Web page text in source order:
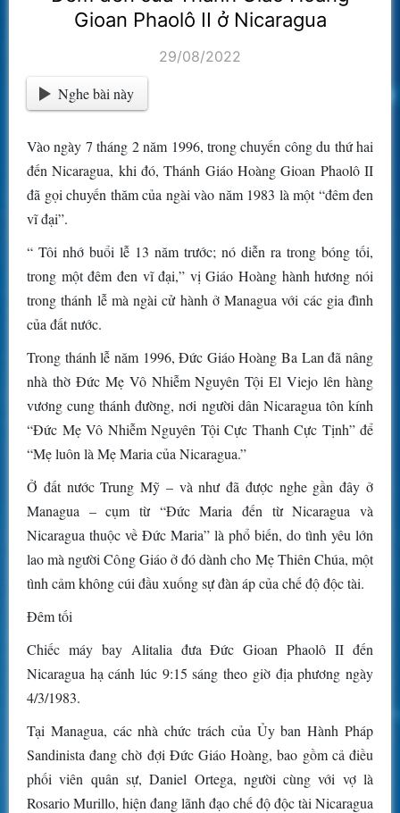
Gioan Phaolô II ở Nicaragua
29/08/2022
Nghe bài này
Vào ngày 7 tháng 2 năm 1996, trong chuyến công du thứ hai
đến Nicaragua, khi đó, Thánh Giáo Hoàng Gioan Phaolô II
đã gọi chuyến thăm của ngài vào năm 1983 là một “đêm đen
vĩ đại”.
“ Tôi nhớ buổi lễ 13 năm trước; nó diễn ra trong bóng tối,
trong một đêm đen vĩ đại,” vị Giáo Hoàng hành hương nói
trong thánh lễ mà ngài cử hành ở Managua với các gia đình
của đất nước.
Trong thánh lễ năm 1996, Đức Giáo Hoàng Ba Lan đã nâng
nhà thờ Đức Mẹ Vô Nhiễm Nguyên Tội El Viejo lên hàng
vương cung thánh đường, nơi người dân Nicaragua tôn kính
“Đức Mẹ Vô Nhiễm Nguyên Tội Cực Thanh Cực Tịnh” để
“Mẹ luôn là Mẹ Maria của Nicaragua.”
Ở đất nước Trung Mỹ – và như đã được nghe gần đây ở
Managua – cụm từ “Đức Maria đến từ Nicaragua và
Nicaragua thuộc về Đức Maria” là phổ biến, do tình yêu lớn
lao mà người Công Giáo ở đó dành cho Mẹ Thiên Chúa, một
tình cảm không cúi đầu xuống sự đàn áp của chế độ độc tài.
Đêm tối
Chiếc máy bay Alitalia đưa Đức Gioan Phaolô II đến
Nicaragua hạ cánh lúc 9:15 sáng theo giờ địa phương ngày
4/3/1983.
Tại Managua, các nhà chức trách của Ủy ban Hành Pháp
Sandinista đang chờ đợi Đức Giáo Hoàng, bao gồm cả điều
phối viên quân sự, Daniel Ortega, người cùng với vợ là
Rosario Murillo, hiện đang lãnh đạo chế độ độc tài Nicaragua